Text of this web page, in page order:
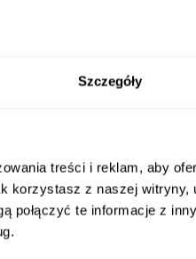
Szczegóły
treści i reklam, aby
korzystasz z naszej witryny,
połączyć te informacje z